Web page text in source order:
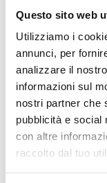
Questo sito web
Utilizziamo i
annunci, per
analizzare il
informazioni sul
nostri partner che
pubblicità e social
con altre
raccolto dal tuo
Università
-
maggio